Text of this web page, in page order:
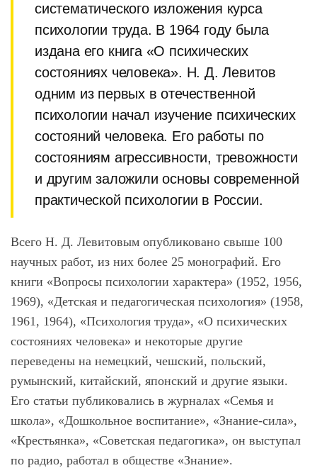
систематического изложения курса
психологии труда. В 1964 году была
издана его книга «О психических
состояниях человека». Н. Д. Левитов
одним из первых в отечественной
психологии начал изучение психических
состояний человека. Его работы по
состояниям агрессивности, тревожности
и другим заложили основы современной
практической психологии в России.
Всего Н. Д. Левитовым опубликовано свыше 100
научных работ, из них более 25 монографий. Его
книги «Вопросы психологии характера» (1952, 1956,
1969), «Детская и педагогическая психология» (1958,
1961, 1964), «Психология труда», «О психических
состояниях человека» и некоторые другие
переведены на немецкий, чешский, польский,
румынский, китайский, японский и другие языки.
Его статьи публиковались в журналах «Семья и
школа», «Дошкольное воспитание», «Знание-сила»,
«Крестьянка», «Советская педагогика», он выступал
по радио, работал в обществе «Знание».